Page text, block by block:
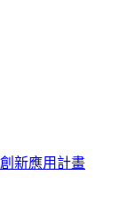
新應用計畫